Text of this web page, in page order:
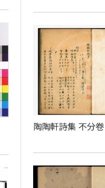
陶陶軒詩集 不分卷